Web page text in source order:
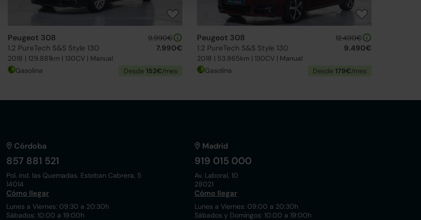
Peugeot 308
1.2 PureTech S&S Style 130
2018 | 129.881km | 130CV | Manual
9.990€
7.990€
Gasolina Desde 152€/mes
Peugeot 308
1.2 PureTech S&S Style 130
2018 | 53.865km | 130CV | Manual
12.490€
9.490€
Gasolina Desde 179€/mes
Córdoba
857 881 521
Pol. ind. las Quemadas. Esteban Cabrera, 5
14014
Cómo llegar
Lunes a Viernes: 09:30 a 20:30h
Sábados: 10:00 a 19:00h
Madrid
919 015 000
Av. Laboral, 10
28021
Cómo llegar
Lunes a Viernes: 09:00 a 20:30h
Sábados y Domingos: 10:00 a 19:00h